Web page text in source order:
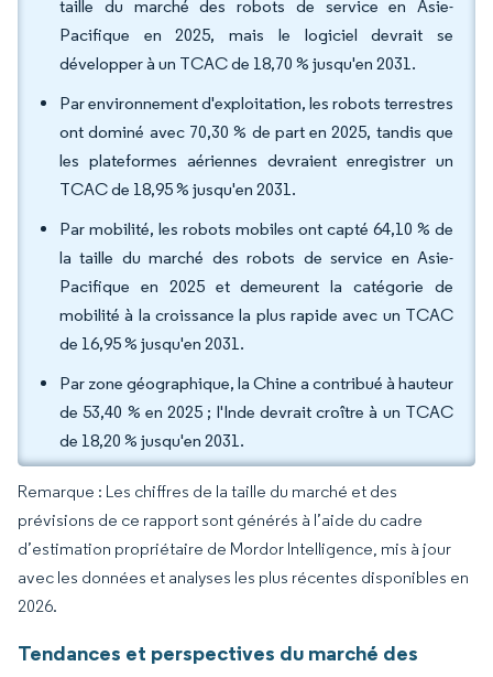
taille du marché des robots de service en Asie-
Pacifique en 2025, mais le logiciel devrait se
développer à un TCAC de 18,70 % jusqu'en 2031.
Par environnement d'exploitation, les robots terrestres
ont dominé avec 70,30 % de part en 2025, tandis que
les plateformes aériennes devraient enregistrer un
TCAC de 18,95 % jusqu'en 2031.
Par mobilité, les robots mobiles ont capté 64,10 % de
la taille du marché des robots de service en Asie-
Pacifique en 2025 et demeurent la catégorie de
mobilité à la croissance la plus rapide avec un TCAC
de 16,95 % jusqu'en 2031.
Par zone géographique, la Chine a contribué à hauteur
de 53,40 % en 2025 ; l'Inde devrait croître à un TCAC
de 18,20 % jusqu'en 2031.
Remarque : Les chiffres de la taille du marché et des
prévisions de ce rapport sont générés à l’aide du cadre
d’estimation propriétaire de Mordor Intelligence, mis à jour
avec les données et analyses les plus récentes disponibles en
2026.
Tendances et perspectives du marché des